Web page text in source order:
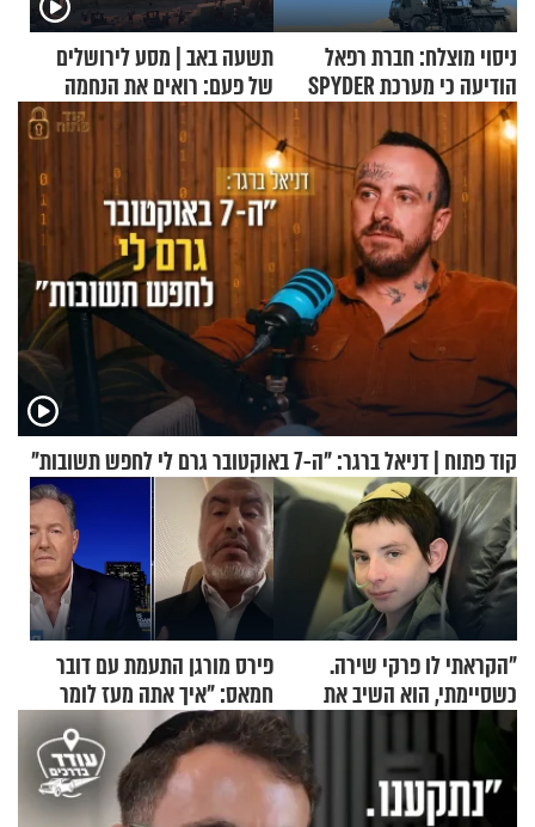
ניסוי מוצלח: חברת רפאל
הודיעה כי מערכת SPYDER
הצליחה ליירט כטב"ם
תשעה באב | מסע לירושלים
של פעם: רואים את הנחמה
קוד פתוח | דניאל ברגר: "ה-7 באוקטובר גרם לי לחפש תשובות"
"הקראתי לו פרקי שירה.
כשסיימתי, הוא השיב את
נשמתו לבורא"
פירס מורגן התעמת עם דובר
חמאס: "איך אתה מעז לומר
שלא ביצעתם פשעי מלחמה?!"